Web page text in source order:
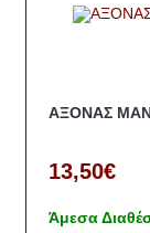
ΑΞΟΝΑΣ
13,50€
Άμεσα